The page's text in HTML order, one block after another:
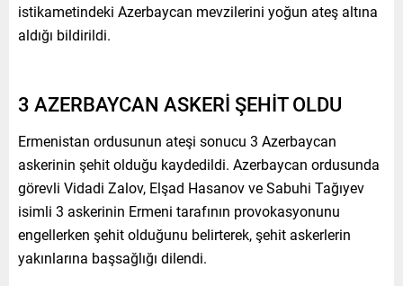
istikametindeki Azerbaycan mevzilerini yoğun ateş altına
aldığı bildirildi.
3 AZERBAYCAN ASKERİ ŞEHİT OLDU
Ermenistan ordusunun ateşi sonucu 3 Azerbaycan
askerinin şehit olduğu kaydedildi. Azerbaycan ordusunda
görevli Vidadi Zalov, Elşad Hasanov ve Sabuhi Tağıyev
isimli 3 askerinin Ermeni tarafının provokasyonunu
engellerken şehit olduğunu belirterek, şehit askerlerin
yakınlarına başsağlığı dilendi.